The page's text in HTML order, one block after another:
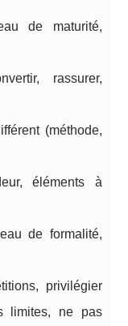
de maturité,
rassurer,
(méthode,
éléments à
de formalité,
privilégier
limites, ne pas